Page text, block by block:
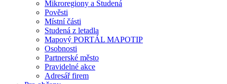
Mikroregiony a Studená
Pověsti
Místní části
Studená z letadla
Mapový PORTÁL MAPOTIP
Osobnosti
Partnerské město
Pravidelné akce
Adresář firem